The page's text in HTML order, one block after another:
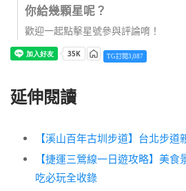
你給幾顆星呢？
歡迎一起點擊星號參與評論唷！
TG訂閱3,087
延伸閱讀
【溪山百年古圳步道】台北步道
【捷運三鶯線一日遊攻略】美
吃必玩全收錄